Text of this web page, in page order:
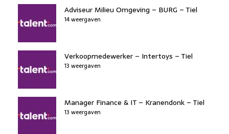
Adviseur Milieu Omgeving – BURG – Tiel
14 weergaven
Verkoopmedewerker – Intertoys – Tiel
13 weergaven
Manager Finance & IT – Kranendonk – Tiel
13 weergaven